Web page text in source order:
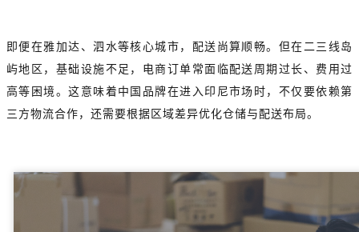
即便在雅加达、泗水等核心城市，配送尚算顺畅。但在二三线岛
屿地区，基础设施不足，电商订单常面临配送周期过长、费用过
高等困境。这意味着中国品牌在进入印尼市场时，不仅要依赖第
三方物流合作，还需要根据区域差异优化仓储与配送布局。